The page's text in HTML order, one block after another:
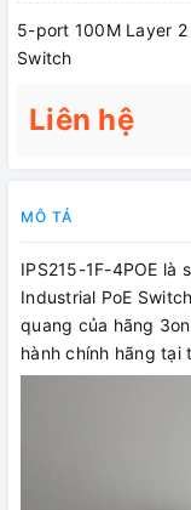
5-port 100M Layer 2
Switch
Liên hệ
MÔ TẢ
IPS215-1F-4POE là
Industrial PoE
quang của hãng
hành chính hãng tại